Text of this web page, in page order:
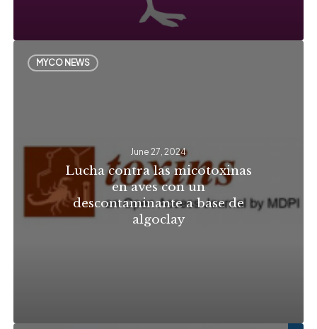
corral
MYCO NEWS
aves
con
un
descontaminante
June 27, 2024
Lucha contra las micotoxinas
en aves con un
descontaminante a base de
algoclay